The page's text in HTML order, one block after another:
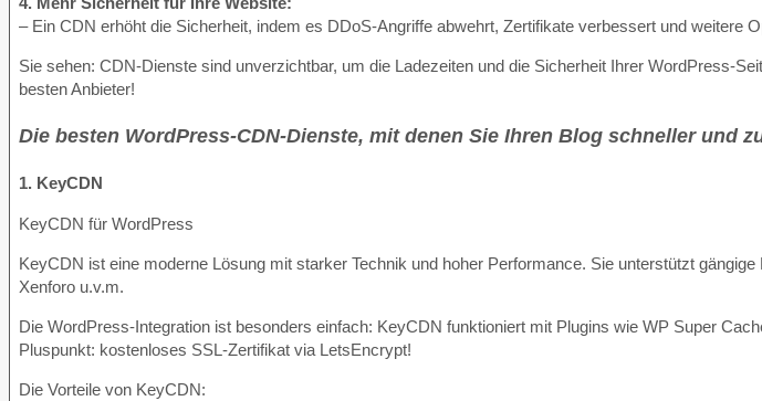
– Ein CDN erhöht die Sicherheit, indem es DDoS-Angriffe abwehrt, Zertifikate verbessert und weitere
Sie sehen: CDN-Dienste sind unverzichtbar, um die Ladezeiten und die Sicherheit Ihrer WordPress-
besten Anbieter!
Die besten WordPress-CDN-Dienste, mit denen Sie Ihren Blog schneller und
1. KeyCDN
KeyCDN für WordPress
KeyCDN ist eine moderne Lösung mit starker Technik und hoher Performance. Sie unterstützt
Xenforo u.v.m.
Die WordPress-Integration ist besonders einfach: KeyCDN funktioniert mit Plugins wie WP Super
Pluspunkt: kostenloses SSL-Zertifikat via LetsEncrypt!
Die Vorteile von KeyCDN: